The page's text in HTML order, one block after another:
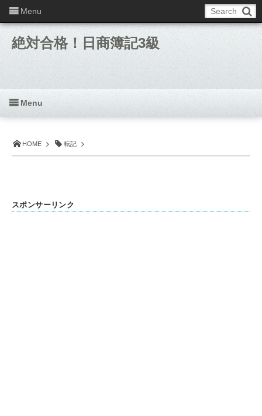
絶対合格！日商簿記3級
HOME 転記
スポンサーリンク
Menu
Menu